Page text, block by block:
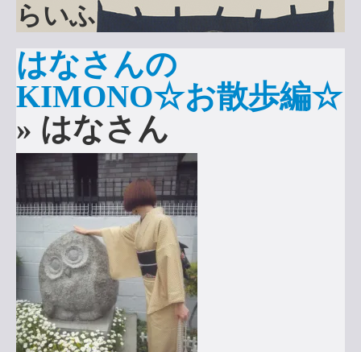
ギャラリー
申込みはこちら
らいふ
はなさんの
KIMONO☆お散歩編☆
» はなさん